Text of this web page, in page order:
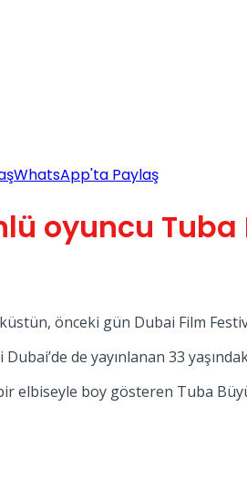
WhatsApp'ta Paylaş
oyuncu
önceki gün Dubai Film
de yayınlanan 33
elbiseyle boy gösteren Tuba